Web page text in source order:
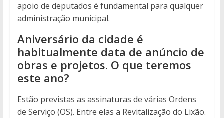
apoio de deputados é fundamental para qualquer
administração municipal.
Aniversário da cidade é
habitualmente data de anúncio de
obras e projetos. O que teremos
este ano?
Estão previstas as assinaturas de várias Ordens
de Serviço (OS). Entre elas a Revitalização do Lixão.